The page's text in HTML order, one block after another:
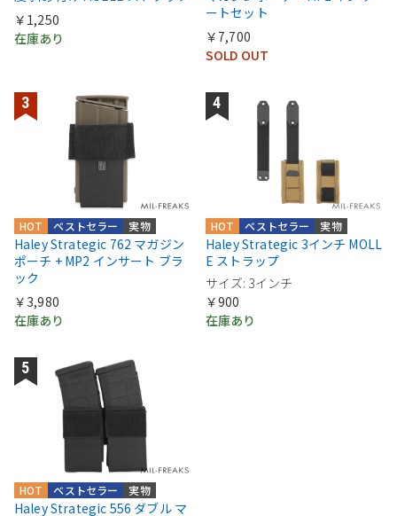
￥1,250
在庫あり
ートセット
￥7,700
SOLD OUT
実物
ベストセラー
HOT
Haley Strategic 762 マガジン
ポーチ + MP2 インサート ブラ
ック
￥3,980
在庫あり
実物
ベストセラー
HOT
Haley Strategic 3インチ MOLL
E ストラップ
サイズ: 3インチ
￥900
在庫あり
実物
ベストセラー
HOT
Haley Strategic 556 ダブル マ